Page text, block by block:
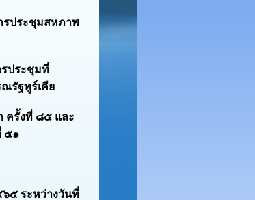
รประชุมสหภาพ
รประชุมที่
รัฐทูร์เคีย
ครั้งที่ ๘๕ และ
๕๑
๖๕ ระหว่างวันที่